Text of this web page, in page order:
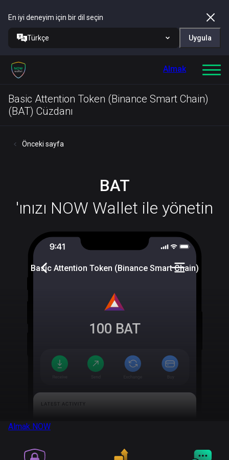
En iyi deneyim için bir dil seçin
Türkçe Uygula
Almak
Basic Attention Token (Binance Smart Chain)
(BAT) Cüzdanı
Önceki sayfa
BAT
'ınızı NOW Wallet ile yönetin
Basic Attention Token (Binance Smart Chain)
100 BAT
Almak NOW